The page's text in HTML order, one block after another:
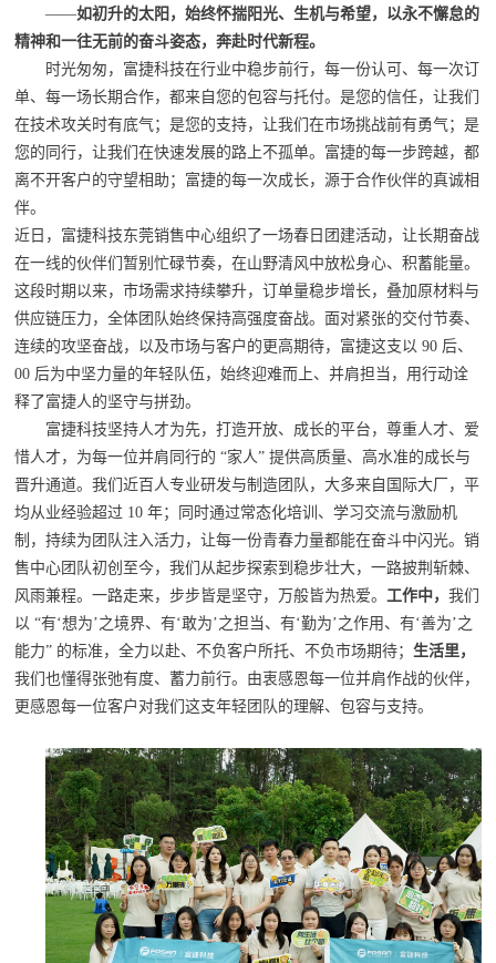
——如初升的太阳，始终怀揣阳光、生机与希望，以永不懈怠的
精神和一往无前的奋斗姿态，奔赴时代新程。
时光匆匆，富捷科技在行业中稳步前行，每一份认可、每一次订
单、每一场长期合作，都来自您的包容与托付。是您的信任，让我们
在技术攻关时有底气；是您的支持，让我们在市场挑战前有勇气；是
您的同行，让我们在快速发展的路上不孤单。富捷的每一步跨越，都
离不开客户的守望相助；富捷的每一次成长，源于合作伙伴的真诚相
伴。
近日，富捷科技东莞销售中心组织了一场春日团建活动，让长期奋战
在一线的伙伴们暂别忙碌节奏，在山野清风中放松身心、积蓄能量。
这段时期以来，市场需求持续攀升，订单量稳步增长，叠加原材料与
供应链压力，全体团队始终保持高强度奋战。面对紧张的交付节奏、
连续的攻坚奋战，以及市场与客户的更高期待，富捷这支以 90 后、
00 后为中坚力量的年轻队伍，始终迎难而上、并肩担当，用行动诠
释了富捷人的坚守与拼劲。
富捷科技坚持人才为先，打造开放、成长的平台，尊重人才、爱
惜人才，为每一位并肩同行的 “家人” 提供高质量、高水准的成长与
晋升通道。我们近百人专业研发与制造团队，大多来自国际大厂，平
均从业经验超过 10 年；同时通过常态化培训、学习交流与激励机
制，持续为团队注入活力，让每一份青春力量都能在奋斗中闪光。销
售中心团队初创至今，我们从起步探索到稳步壮大，一路披荆斩棘、
风雨兼程。一路走来，步步皆是坚守，万般皆为热爱。工作中，我们
以 “有‘想为’之境界、有‘敢为’之担当、有‘勤为’之作用、有‘善为’之
能力” 的标准，全力以赴、不负客户所托、不负市场期待；生活里，
我们也懂得张弛有度、蓄力前行。由衷感恩每一位并肩作战的伙伴，
更感恩每一位客户对我们这支年轻团队的理解、包容与支持。